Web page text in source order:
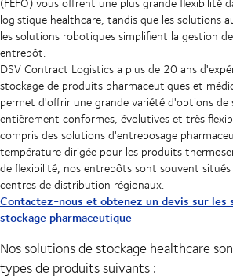
logistique healthcare, tandis que les solutions
les solutions robotiques simplifient la gestion
entrepôt.
DSV Contract Logistics a plus de 20 ans
stockage de produits pharmaceutiques et
permet d'offrir une grande variété d'options de
entièrement conformes, évolutives et très
compris des solutions d'entreposage
température dirigée pour les produits
de flexibilité, nos entrepôts sont souvent
centres de distribution régionaux.
Contactez-nous et obtenez un devis sur les
stockage pharmaceutique
Nos solutions de stockage healthcare
types de produits suivants :